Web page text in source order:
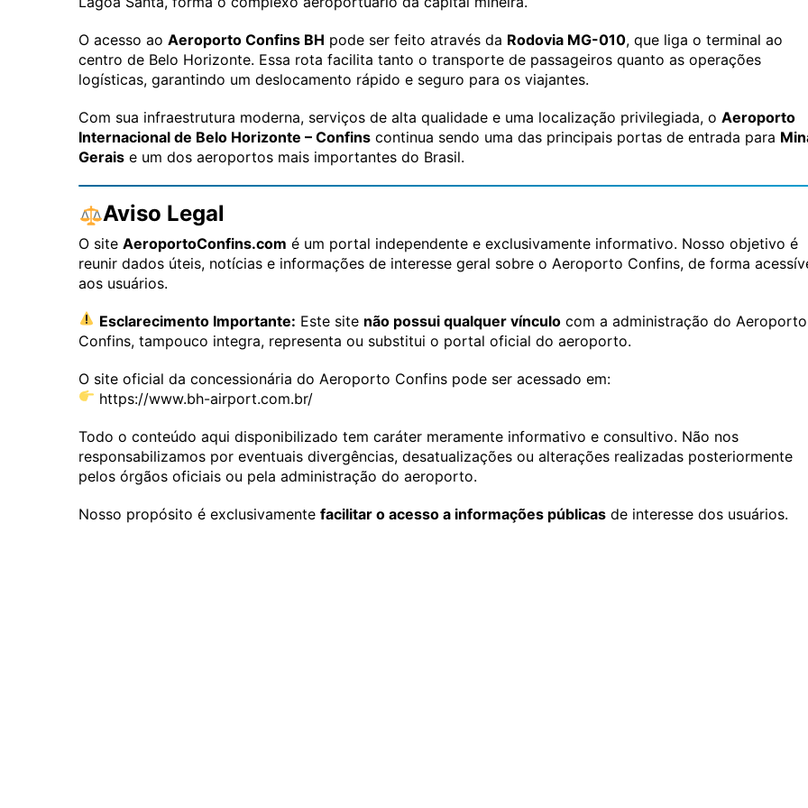
O acesso ao Aeroporto Confins BH pode ser feito através da Rodovia MG-010, que liga o terminal ao
centro de Belo Horizonte. Essa rota facilita tanto o transporte de passageiros quanto as operações
logísticas, garantindo um deslocamento rápido e seguro para os viajantes.
Com sua infraestrutura moderna, serviços de alta qualidade e uma localização privilegiada, o Aeroporto
Internacional de Belo Horizonte – Confins continua sendo uma das principais portas de entrada para
Gerais e um dos aeroportos mais importantes do Brasil.
Aviso Legal
O site AeroportoConfins.com é um portal independente e exclusivamente informativo. Nosso objetivo é
reunir dados úteis, notícias e informações de interesse geral sobre o Aeroporto Confins, de forma
aos usuários.
Esclarecimento Importante: Este site não possui qualquer vínculo com a administração do Aeroporto
Confins, tampouco integra, representa ou substitui o portal oficial do aeroporto.
O site oficial da concessionária do Aeroporto Confins pode ser acessado em:
https://www.bh-airport.com.br/
Todo o conteúdo aqui disponibilizado tem caráter meramente informativo e consultivo. Não nos
responsabilizamos por eventuais divergências, desatualizações ou alterações realizadas posteriormente
pelos órgãos oficiais ou pela administração do aeroporto.
Nosso propósito é exclusivamente facilitar o acesso a informações públicas de interesse dos usuários.